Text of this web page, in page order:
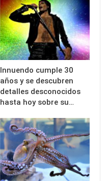
Innuendo cumple 30
años y se descubren
detalles desconocidos
hasta hoy sobre su…